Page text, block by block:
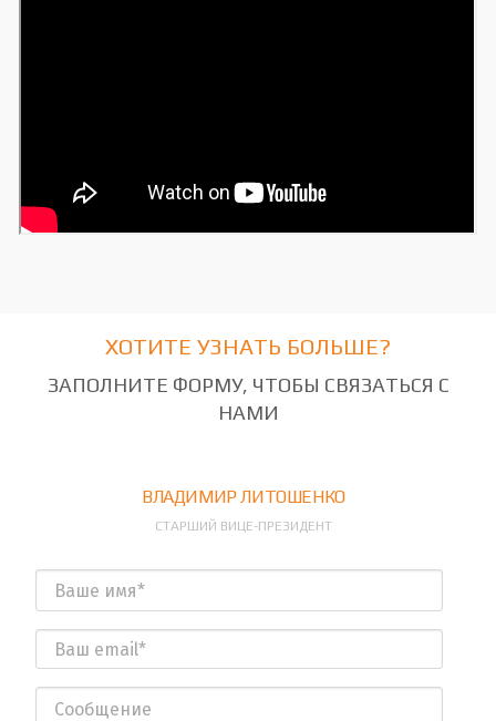
ХОТИТЕ УЗНАТЬ БОЛЬШЕ?
ЗАПОЛНИТЕ ФОРМУ, ЧТОБЫ СВЯЗАТЬСЯ С
НАМИ
ВЛАДИМИР ЛИТОШЕНКО
СТАРШИЙ ВИЦЕ-ПРЕЗИДЕНТ